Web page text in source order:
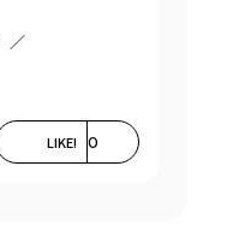
LIKE! 0